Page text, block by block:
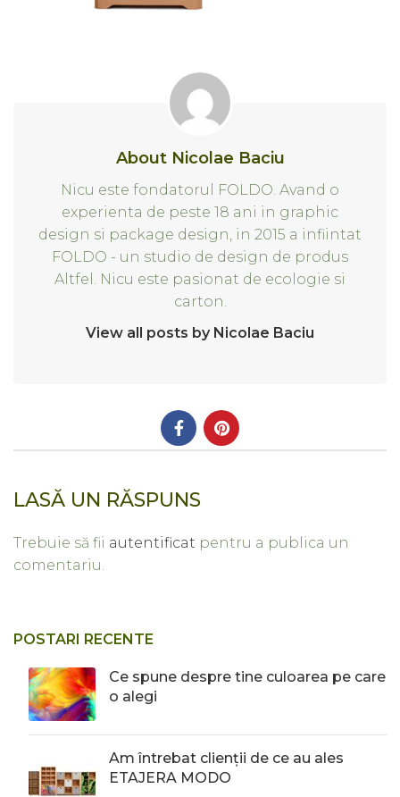
About Nicolae Baciu
Nicu este fondatorul FOLDO. Avand o
experienta de peste 18 ani in graphic
design si package design, in 2015 a infiintat
FOLDO - un studio de design de produs
Altfel. Nicu este pasionat de ecologie si
carton.
View all posts by Nicolae Baciu
LASĂ UN RĂSPUNS
Trebuie să fii autentificat pentru a publica un
comentariu.
POSTARI RECENTE
Ce spune despre tine culoarea pe care
o alegi
Am întrebat clienții de ce au ales
ETAJERA MODO